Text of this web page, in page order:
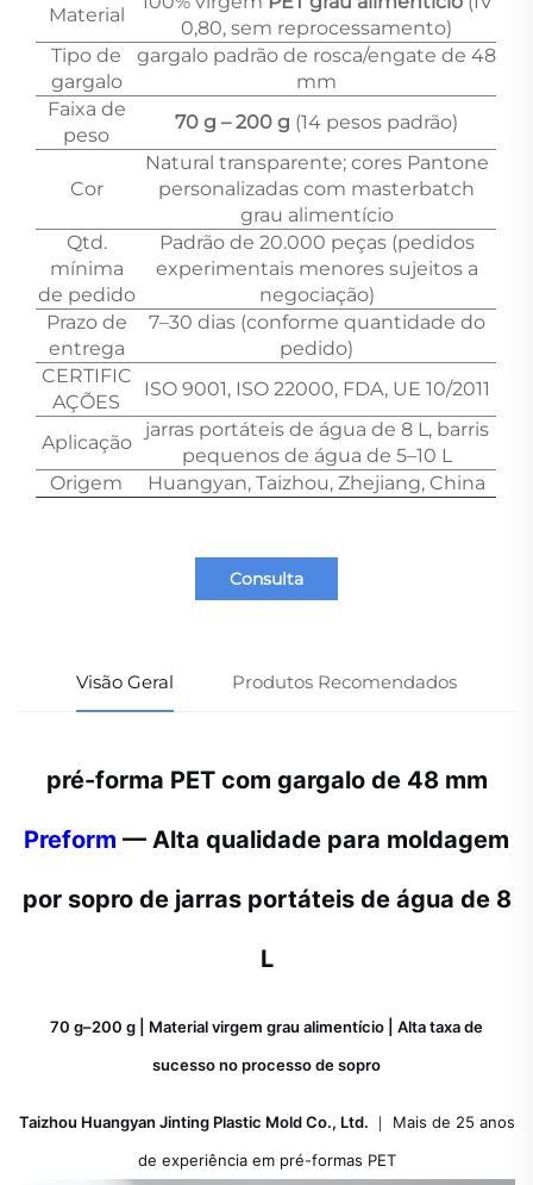
Material
0,80, sem reprocessamento)
Tipo de
gargalo
gargalo padrão de rosca/engate de 48
mm
Faixa de
peso
70 g – 200 g (14 pesos padrão)
Cor
Natural transparente; cores Pantone
personalizadas com masterbatch
grau alimentício
Qtd.
mínima
de pedido
Padrão de 20.000 peças (pedidos
experimentais menores sujeitos a
negociação)
Prazo de
entrega
7–30 dias (conforme quantidade do
pedido)
CERTIFIC
AÇÕES
ISO 9001, ISO 22000, FDA, UE 10/2011
Aplicação
jarras portáteis de água de 8 L, barris
pequenos de água de 5–10 L
Origem
Huangyan, Taizhou, Zhejiang, China
Consulta
Visão Geral Produtos Recomendados
pré-forma PET com gargalo de 48 mm
Preform — Alta qualidade para moldagem
por sopro de jarras portáteis de água de 8
L
70 g–200 g | Material virgem grau alimentício | Alta taxa de
sucesso no processo de sopro
Taizhou Huangyan Jinting Plastic Mold Co., Ltd.
｜ Mais de 25 anos
de experiência em pré-formas PET